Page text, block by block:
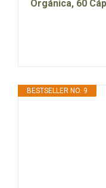
Orgánica, 60
BESTSELLER NO. 9